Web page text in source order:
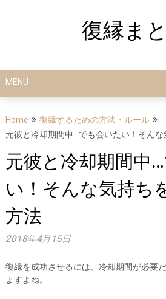
復縁ま
MENU
Home
復縁するための方法・ルール
元彼と冷却期間中…でも会いたい！そん
元彼と冷却期間中
い！そんな気持ち
方法
2018年4月15日
復縁を成功させるには、冷却期間が必要
ますよね。